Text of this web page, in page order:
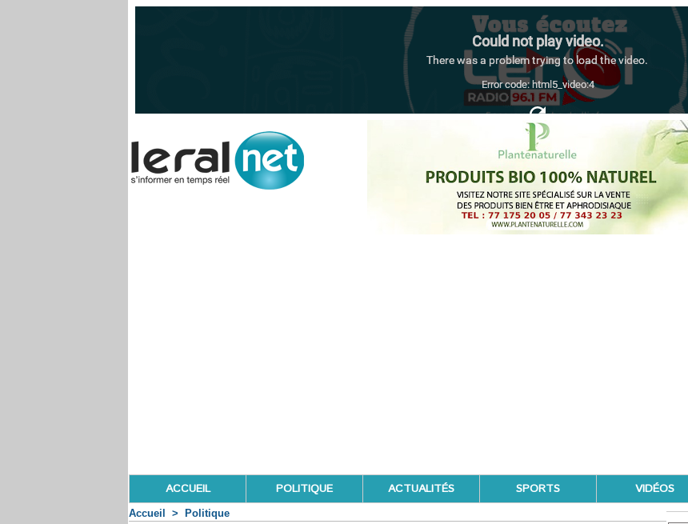
ACCUEIL POLITIQUE ACTUALITÉS SPORTS VIDÉOS
Accueil > Politique